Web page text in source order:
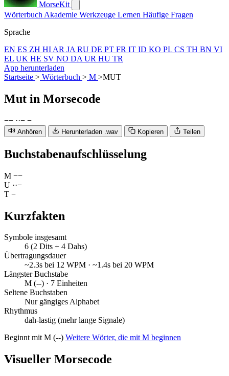
MorseKit
Wörterbuch Akademie Werkzeuge Lernen Häufige Fragen
Sprache
EN ES ZH HI AR JA RU DE PT FR IT ID KO PL CS TH BN VI
EL UK HE SV NO DA UR HU TR
App herunterladen
Startseite > Wörterbuch > M >MUT
Mut in Morsecode
−− ··− −
Anhören Herunterladen .wav Kopieren Teilen
Buchstabenaufschlüsselung
M −−
U ··−
T −
Kurzfakten
Symbole insgesamt
6 (2 Dits + 4 Dahs)
Übertragungsdauer
~2.3s bei 12 WPM · ~1.4s bei 20 WPM
Längster Buchstabe
M (--) · 7 Einheiten
Seltene Buchstaben
Nur gängiges Alphabet
Rhythmus
dah-lastig (mehr lange Signale)
Beginnt mit M (--) Weitere Wörter, die mit M beginnen
Visueller Morsecode